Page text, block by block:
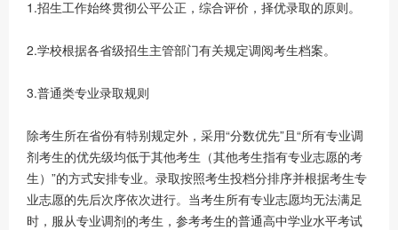
1.招生工作始终贯彻公平公正，综合评价，择优录取的原则。
2.学校根据各省级招生主管部门有关规定调阅考生档案。
3.普通类专业录取规则
除考生所在省份有特别规定外，采用“分数优先”且“所有专业调
剂考生的优先级均低于其他考生（其他考生指有专业志愿的考
生）”的方式安排专业。录取按照考生投档分排序并根据考生专
业志愿的先后次序依次进行。当考生所有专业志愿均无法满足
时，服从专业调剂的考生，参考考生的普通高中学业水平考试